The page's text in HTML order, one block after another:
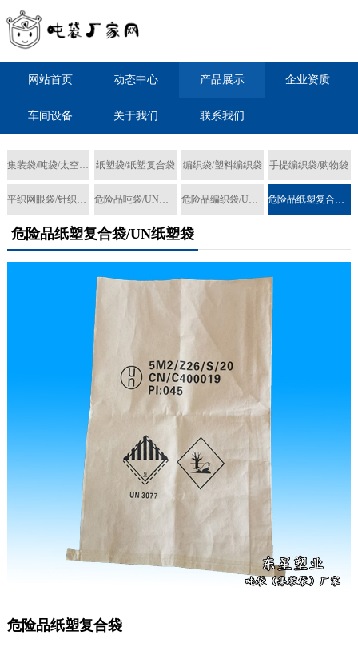
网站首页 动态中心 产品展示 企业资质
车间设备 关于我们 联系我们
集装袋/吨袋/太空袋/FIBC 纸塑袋/纸塑复合袋 编织袋/塑料编织袋 手提编织袋/购物袋
危险品纸塑复合袋/UN纸塑袋
危险品纸塑复合袋